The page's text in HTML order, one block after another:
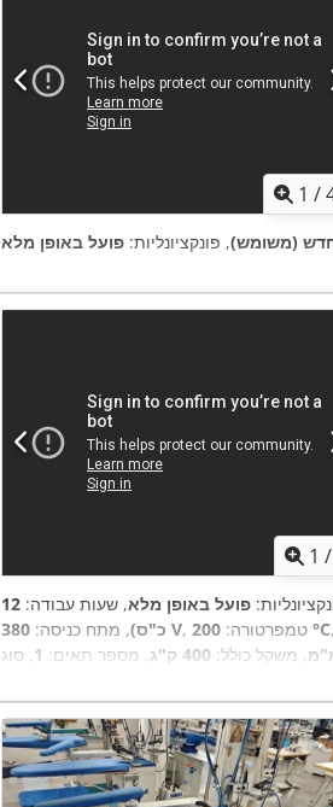
1 /
(משומש), פונקציונליות: פועל באופן מלא
1 /
פועל באופן מלא, שעות עבודה:
כ"ס), מתח כניסה: 380 V , טמפרטורה: 200 °C
, משקל כולל: 400 ק"ג , מספר תאים: 1, סוג